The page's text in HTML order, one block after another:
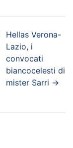
Hellas Verona-
Lazio, i
convocati
biancocelesti di
mister Sarri →